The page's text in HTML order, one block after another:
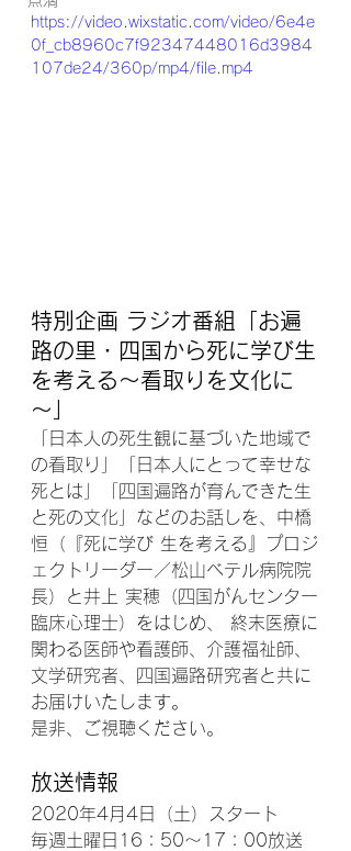
https://video.wixstatic.com/video/6e4e
0f_cb8960c7f92347448016d3984
107de24/360p/mp4/file.mp4
特別企画 ラジオ番組「 お遍
路の里・四国から死に学び生
を考える～看取りを文化に
～
「日本人の死生観に基づいた地域で
の看取り」「日本人にとって幸せな
死とは」「四国遍路が育んできた生
と死の文化」などのお話しを、中橋
恒（『死に学び 生を考える』プロジ
ェクトリーダー／松山ベテル病院院
長）と井上 実穂（四国がんセンター
臨床心理士）をはじめ、 終末医療に
関わる医師や看護師、介護福祉師、
文学研究者、四国遍路研究者と共に
お届けいたします。
是非、ご視聴ください。
放送情報
2020年4月4日（土）スタート
毎週土曜日16：50～17：00放送